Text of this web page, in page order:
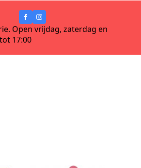
Open vrijdag, zaterdag en
17:00